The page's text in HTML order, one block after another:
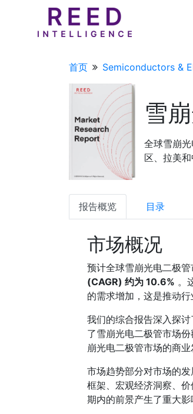
首页 Semiconductors &
雪
全球雪崩
区、拉美
报告概览 目录
市场概况
预计全球雪崩光电二极
(CAGR) 约为 10.6% 。
的需求增加，这是推动行
我们的综合报告深入探
了雪崩光电二极管市场
崩光电二极管市场的商业
市场趋势部分对市场的
框架、宏观经济洞察、
期内的前景产生了重大影